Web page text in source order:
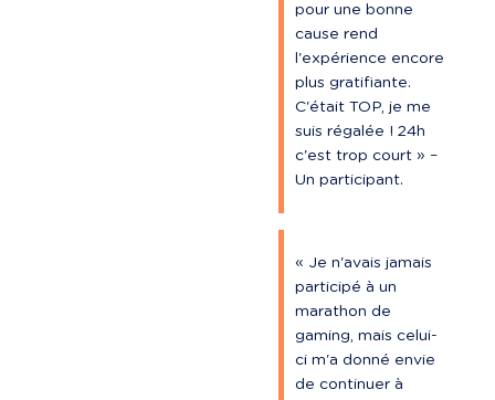
pour une bonne
cause rend
l'expérience encore
plus gratifiante.
C'était TOP, je me
suis régalée ! 24h
c'est trop court » –
Un participant.
« Je n'avais jamais
participé à un
marathon de
gaming, mais celui-
ci m'a donné envie
de continuer à